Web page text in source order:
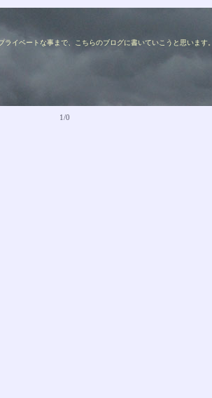
イベートな事まで、こちらのブログに書いていこうと思います。
1/0